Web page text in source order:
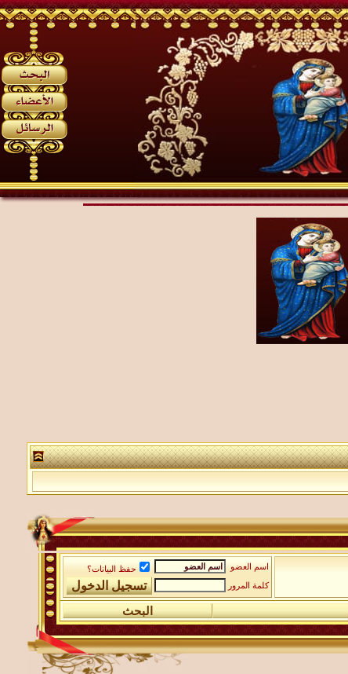
اسم العضو
حفظ البيانات؟
كلمة المرور
البحث